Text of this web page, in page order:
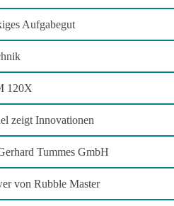
Aufgabegut
120X
zeigt Innovationen
Tummes GmbH
von Rubble Master